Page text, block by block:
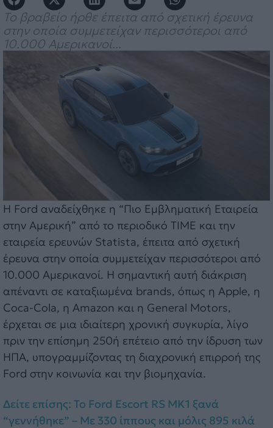
Το βραβείο ήρθε έπειτα από σχετική έρευνα
στην οποία συμμετείχαν περισσότεροι από
10.000 Αμερικανοί...
Η Ford αναδείχθηκε η “Πιο Εμβληματική Εταιρεία
στην Αμερική” από το περιοδικό TIME και την
εταιρεία ερευνών Statista, έπειτα από σχετική
έρευνα στην οποία συμμετείχαν περισσότεροι από
10.000 Αμερικανοί. Η σημαντική αυτή διάκριση
απέναντι σε καταξιωμένα brands, όπως η Apple, η
Coca-Cola, η Amazon και η General Motors,
έρχεται σε μια ιδιαίτερη χρονική συγκυρία, λίγο
πριν την επίσημη 250ή επέτειο από την ίδρυση των
ΗΠΑ, υπογραμμίζοντας τη διαχρονική επιρροή της
Ford στην κοινωνία και την βιομηχανία.
Δείτε επίσης: To Ford Escort RS MK1 ξανά
“γεννήθηκε” – Με 330 ίππους και μόλις 895 κιλά